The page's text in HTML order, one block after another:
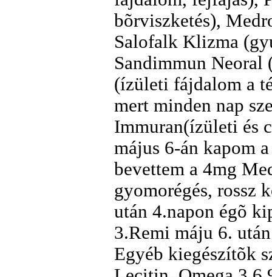
bõrviszketés),
Salofalk Klizma
Sandimmun
(ízületi fájdalom a
mert minden nap
Immuran(ízületi és
május 6-án kapom
bevettem a 4mg
gyomorégés, rossz
után 4.napon égõ
3.Remi máju 6.
Egyéb kiegészítõk